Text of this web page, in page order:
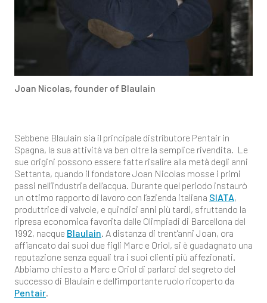
Joan Nicolas, founder of Blaulain
Sebbene Blaulain sia il principale distributore Pentair in
Spagna, la sua attività va ben oltre la semplice rivendita. Le
sue origini possono essere fatte risalire alla metà degli anni
Settanta, quando il fondatore Joan Nicolas mosse i primi
passi nell’industria dell’acqua. Durante quel periodo instaurò
un ottimo rapporto di lavoro con l’azienda italiana SIATA,
produttrice di valvole, e quindici anni più tardi, sfruttando la
ripresa economica favorita dalle Olimpiadi di Barcellona del
1992, nacque Blaulain. A distanza di trent'anni Joan, ora
affiancato dai suoi due figli Marc e Oriol, si è guadagnato una
reputazione senza eguali tra i suoi clienti più affezionati.
Abbiamo chiesto a Marc e Oriol di parlarci del segreto del
successo di Blaulain e dell’importante ruolo ricoperto da
Pentair.